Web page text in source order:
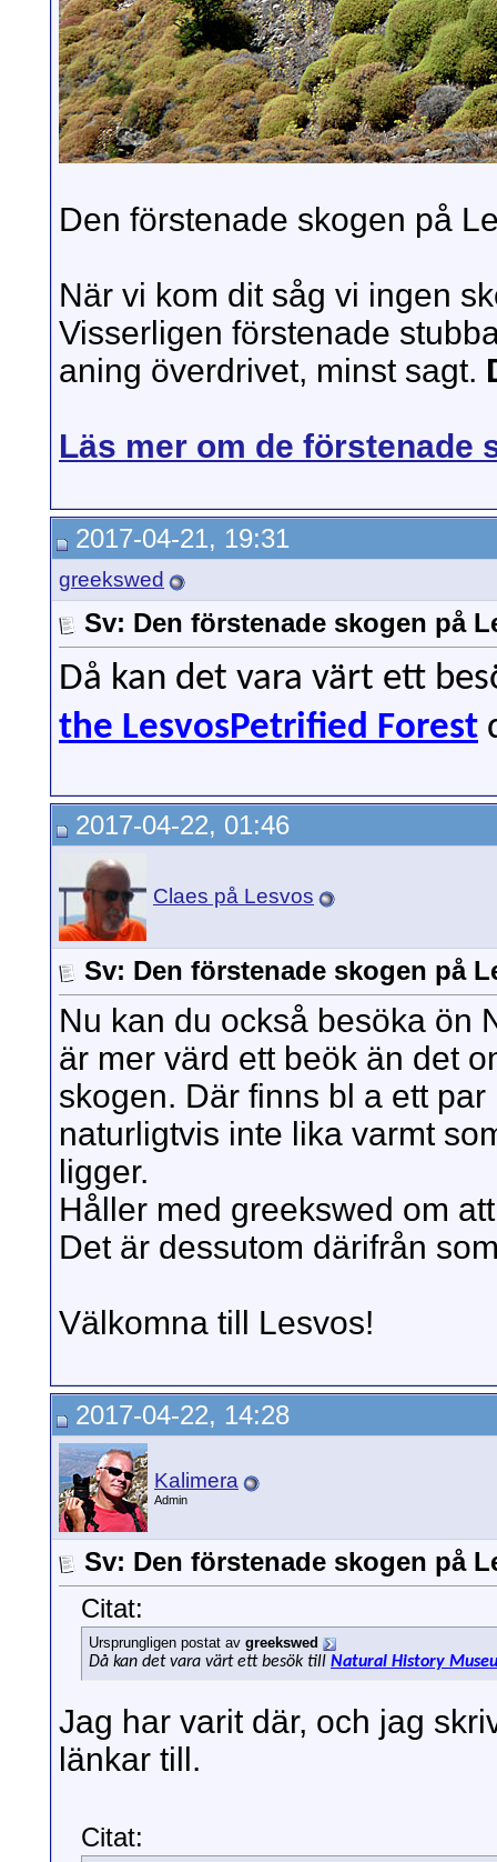
Den förstenade skogen på
När vi kom dit såg vi ingen
Visserligen förstenade
aning överdrivet, minst sagt.
Läs mer om de förstenade
2017-04-21, 19:31
greekswed
Sv: Den förstenade skogen på
Då kan det vara värt ett
the LesvosPetrified Forest
2017-04-22, 01:46
Claes på Lesvos
Sv: Den förstenade skogen på
Nu kan du också besöka ön
är mer värd ett beök än det
skogen. Där finns bl a ett
naturligtvis inte lika varmt
ligger.
Håller med greekswed om
Det är dessutom därifrån
Välkomna till Lesvos!
2017-04-22, 14:28
Kalimera
Admin
Sv: Den förstenade skogen på
Citat:
Ursprungligen postat av greekswed
Då kan det vara värt ett besök till Natural History
Jag har varit där, och jag
länkar till.
Citat: